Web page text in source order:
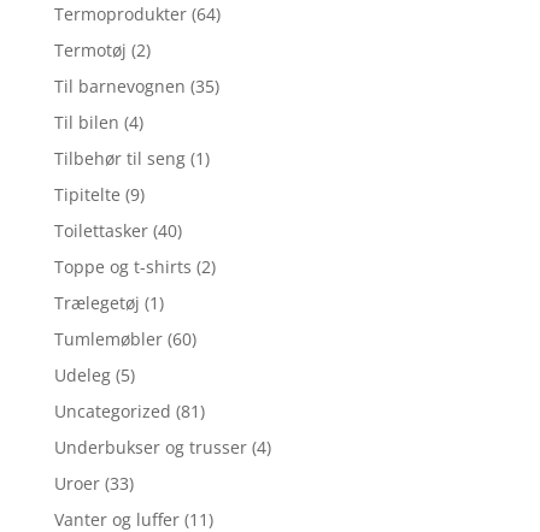
Termoprodukter (64)
Termotøj (2)
Til barnevognen (35)
Til bilen (4)
Tilbehør til seng (1)
Tipitelte (9)
Toilettasker (40)
Toppe og t-shirts (2)
Trælegetøj (1)
Tumlemøbler (60)
Udeleg (5)
Uncategorized (81)
Underbukser og trusser (4)
Uroer (33)
Vanter og luffer (11)